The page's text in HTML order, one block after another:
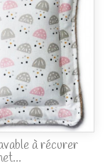
à récurer